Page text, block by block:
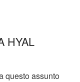
HYAL
questo assunto